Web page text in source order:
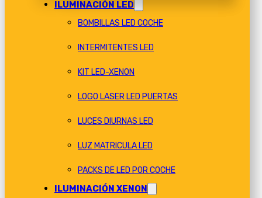
ILUMINACIÓN LED
BOMBILLAS LED COCHE
INTERMITENTES LED
KIT LED-XENON
LOGO LASER LED PUERTAS
LUCES DIURNAS LED
LUZ MATRICULA LED
PACKS DE LED POR COCHE
ILUMINACIÓN XENON